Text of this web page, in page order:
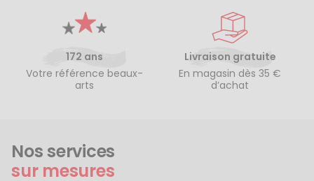
172 ans
Votre référence beaux-
arts
Livraison gratuite
En magasin dès 35 €
d’achat
Nos services
sur mesures